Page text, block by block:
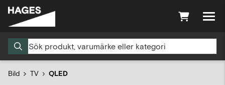
Bild TV QLED